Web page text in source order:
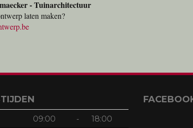
- Tuinarchitectuur
laten maken?
09:00 - 18:00